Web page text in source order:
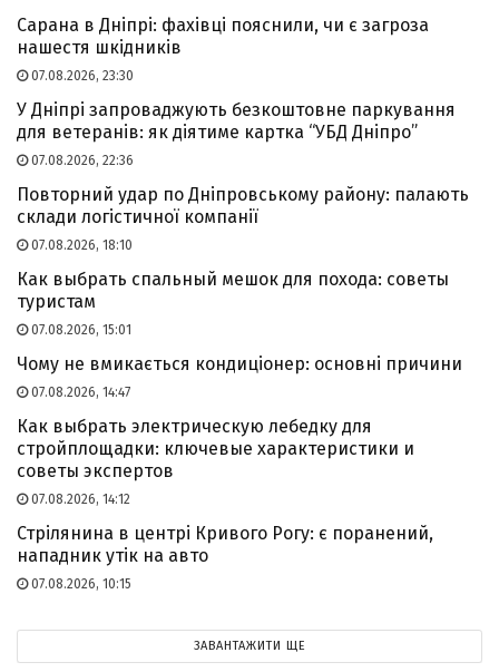
Сарана в Дніпрі: фахівці пояснили, чи є загроза
нашестя шкідників
07.08.2026, 23:30
У Дніпрі запроваджують безкоштовне паркування
для ветеранів: як діятиме картка “УБД Дніпро”
07.08.2026, 22:36
Повторний удар по Дніпровському району: палають
склади логістичної компанії
07.08.2026, 18:10
Как выбрать спальный мешок для похода: советы
туристам
07.08.2026, 15:01
Чому не вмикається кондиціонер: основні причини
07.08.2026, 14:47
Как выбрать электрическую лебедку для
стройплощадки: ключевые характеристики и
советы экспертов
07.08.2026, 14:12
Стрілянина в центрі Кривого Рогу: є поранений,
нападник утік на авто
07.08.2026, 10:15
ЗАВАНТАЖИТИ ЩЕ